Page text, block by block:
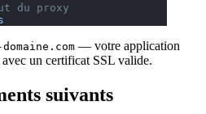
du proxy
— votre application
un certificat SSL valide.
suivants